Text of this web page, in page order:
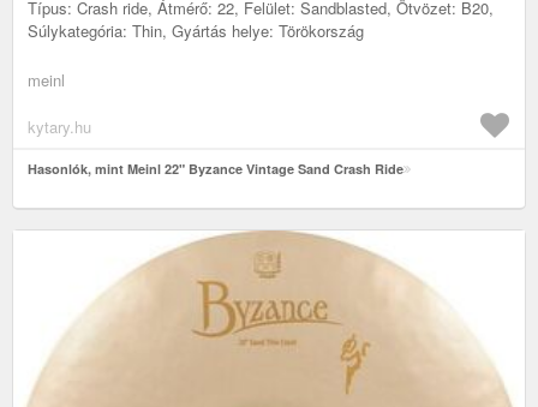
Típus: Crash ride, Átmérő: 22, Felület: Sandblasted, Ötvözet: B20,
Súlykategória: Thin, Gyártás helye: Törökország
meinl
kytary.hu
Hasonlók, mint Meinl 22" Byzance Vintage Sand Crash Ride